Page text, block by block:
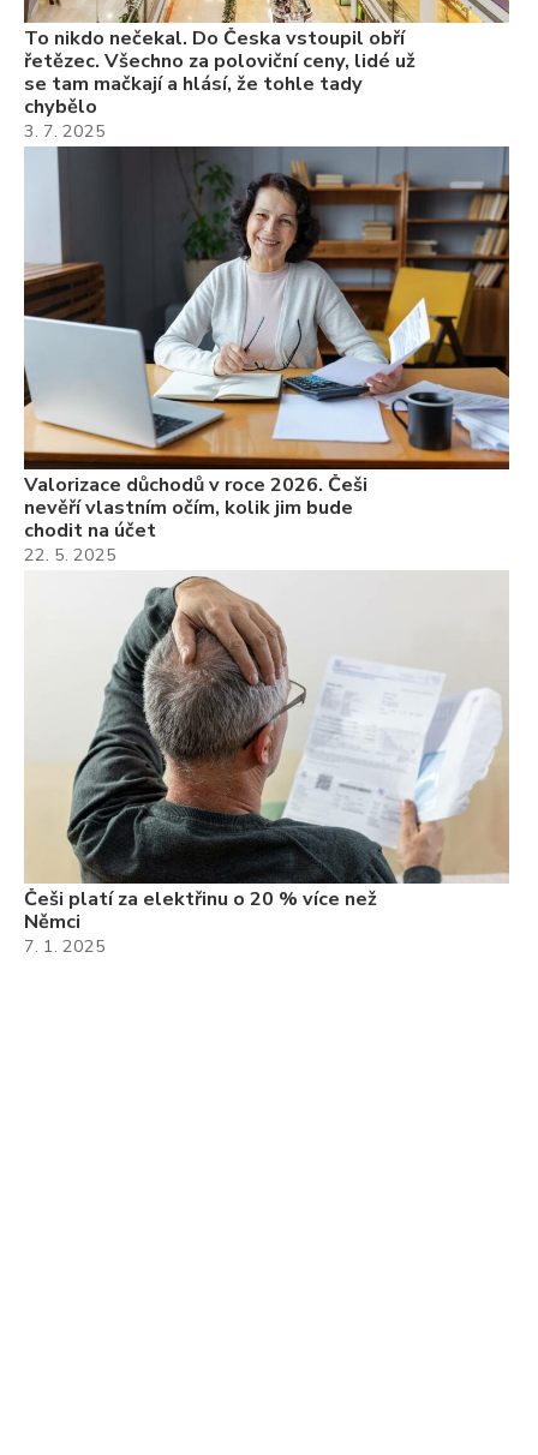
To nikdo nečekal. Do Česka vstoupil obří
řetězec. Všechno za poloviční ceny, lidé už
se tam mačkají a hlásí, že tohle tady
chybělo
3. 7. 2025
Valorizace důchodů v roce 2026. Češi
nevěří vlastním očím, kolik jim bude
chodit na účet
22. 5. 2025
Češi platí za elektřinu o 20 % více než
Němci
7. 1. 2025